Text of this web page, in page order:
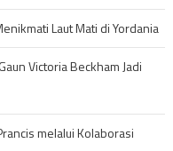
Laut Mati di Yordania
Victoria Beckham Jadi
melalui Kolaborasi